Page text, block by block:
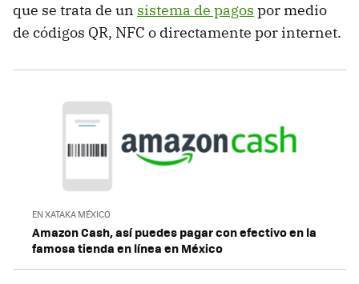
que se trata de un sistema de pagos por medio
de códigos QR, NFC o directamente por internet.
EN XATAKA MÉXICO
Amazon Cash, así puedes pagar con efectivo en la
famosa tienda en línea en México